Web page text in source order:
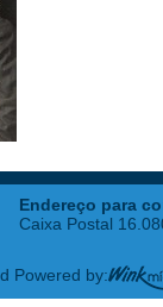
Endereço para
Caixa Postal
Powered by: